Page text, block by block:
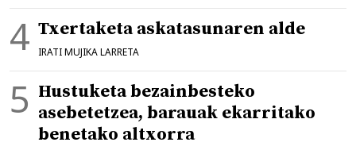
Txertaketa askatasunaren alde
IRATI MUJIKA LARRETA
Hustuketa bezainbesteko
asebetetzea, barauak ekarritako
benetako altxorra